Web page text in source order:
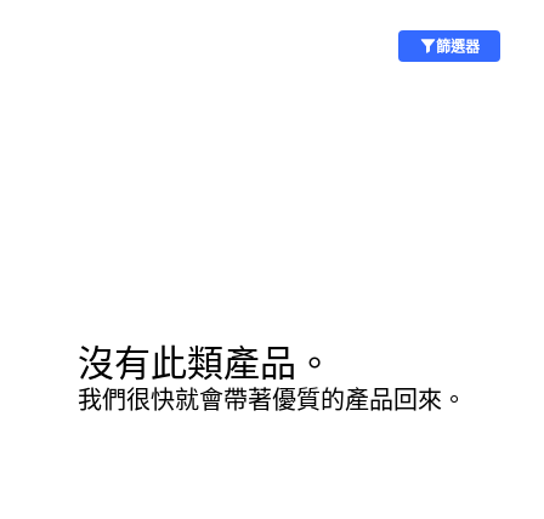
篩選器
沒有此類產品。
我們很快就會帶著優質的產品回來。